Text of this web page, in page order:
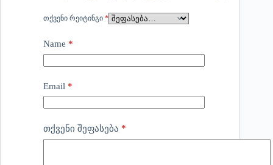
ᲗᲥᲕᲔᲜᲘ ᲠᲔᲘᲢᲘᲜᲒᲘ *
Name *
Email *
თქვენი შეფასება *